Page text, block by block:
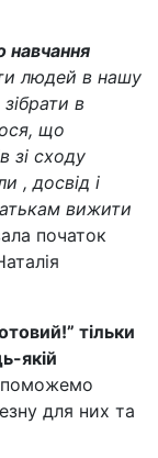
навчання
людей в нашу
в
що
зі сходу
, досвід і
вижити
початок
тільки
якій
для них та